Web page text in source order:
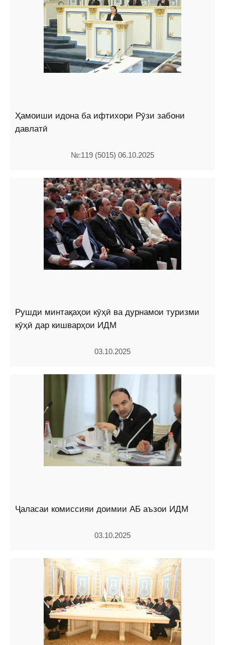
Ҳамоиши идона ба ифтихори Рӯзи забони
давлатӣ
№:119 (5015) 06.10.2025
Рушди минтақаҳои кӯҳӣ ва дурнамои туризми
кӯҳӣ дар кишварҳои ИДМ
03.10.2025
Ҷаласаи комиссияи доимии АБ аъзои ИДМ
03.10.2025